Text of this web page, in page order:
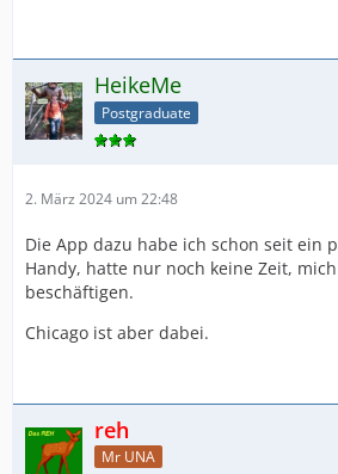
HeikeMe
Postgraduate
2. März 2024 um 22:48
Die App dazu habe ich schon seit ein
Handy, hatte nur noch keine Zeit,
beschäftigen.
Chicago ist aber dabei.
reh
Mr UNA